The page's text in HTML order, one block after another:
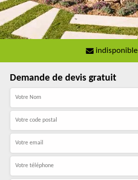
indisponible
Demande de devis gratuit